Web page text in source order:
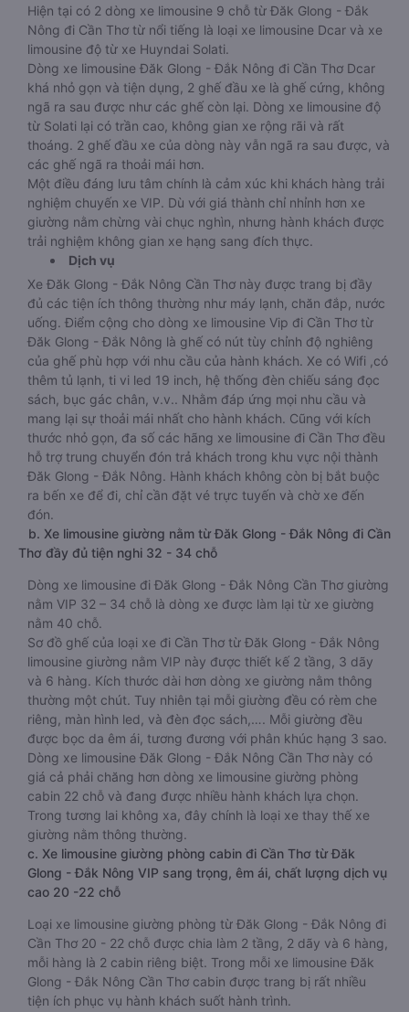
Hiện tại có 2 dòng xe limousine 9 chỗ từ Đăk Glong - Đắk
Nông đi Cần Thơ từ nổi tiếng là loại xe limousine Dcar và xe
limousine độ từ xe Huyndai Solati.
Dòng xe limousine Đăk Glong - Đắk Nông đi Cần Thơ Dcar
khá nhỏ gọn và tiện dụng, 2 ghế đầu xe là ghế cứng, không
ngã ra sau được như các ghế còn lại. Dòng xe limousine độ
từ Solati lại có trần cao, không gian xe rộng rãi và rất
thoáng. 2 ghế đầu xe của dòng này vẫn ngã ra sau được, và
các ghế ngã ra thoải mái hơn.
Một điều đáng lưu tâm chính là cảm xúc khi khách hàng trải
nghiệm chuyến xe VIP. Dù với giá thành chỉ nhỉnh hơn xe
giường nằm chừng vài chục nghìn, nhưng hành khách được
trải nghiệm không gian xe hạng sang đích thực.
Dịch vụ
Xe Đăk Glong - Đắk Nông Cần Thơ này được trang bị đầy
đủ các tiện ích thông thường như máy lạnh, chăn đắp, nước
uống. Điểm cộng cho dòng xe limousine Vip đi Cần Thơ từ
Đăk Glong - Đắk Nông là ghế có nút tùy chỉnh độ nghiêng
của ghế phù hợp với nhu cầu của hành khách. Xe có Wifi ,có
thêm tủ lạnh, ti vi led 19 inch, hệ thống đèn chiếu sáng đọc
sách, bục gác chân, v.v.. Nhằm đáp ứng mọi nhu cầu và
mang lại sự thoải mái nhất cho hành khách. Cũng với kích
thước nhỏ gọn, đa số các hãng xe limousine đi Cần Thơ đều
hỗ trợ trung chuyển đón trả khách trong khu vực nội thành
Đăk Glong - Đắk Nông. Hành khách không còn bị bắt buộc
ra bến xe để đi, chỉ cần đặt vé trực tuyến và chờ xe đến
đón.
b. Xe limousine giường nằm từ Đăk Glong - Đắk Nông đi Cần
Thơ đầy đủ tiện nghi 32 - 34 chỗ
Dòng xe limousine đi Đăk Glong - Đắk Nông Cần Thơ giường
nằm VIP 32 – 34 chỗ là dòng xe được làm lại từ xe giường
nằm 40 chỗ.
Sơ đồ ghế của loại xe đi Cần Thơ từ Đăk Glong - Đắk Nông
limousine giường nằm VIP này được thiết kế 2 tầng, 3 dãy
và 6 hàng. Kích thước dài hơn dòng xe giường nằm thông
thường một chút. Tuy nhiên tại mỗi giường đều có rèm che
riêng, màn hình led, và đèn đọc sách,…. Mỗi giường đều
được bọc da êm ái, tương đương với phân khúc hạng 3 sao.
Dòng xe limousine Đăk Glong - Đắk Nông Cần Thơ này có
giá cả phải chăng hơn dòng xe limousine giường phòng
cabin 22 chỗ và đang được nhiều hành khách lựa chọn.
Trong tương lai không xa, đây chính là loại xe thay thế xe
giường nằm thông thường.
c. Xe limousine giường phòng cabin đi Cần Thơ từ Đăk
Glong - Đắk Nông VIP sang trọng, êm ái, chất lượng dịch vụ
cao 20 -22 chỗ
Loại xe limousine giường phòng từ Đăk Glong - Đắk Nông đi
Cần Thơ 20 - 22 chỗ được chia làm 2 tầng, 2 dãy và 6 hàng,
mỗi hàng là 2 cabin riêng biệt. Trong mỗi xe limousine Đăk
Glong - Đắk Nông Cần Thơ cabin được trang bị rất nhiều
tiện ích phục vụ hành khách suốt hành trình.